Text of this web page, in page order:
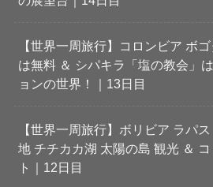
【世界一周旅行】コロンビア ボ
は無料 ＆ シパキラ「塩の教会」
ョンの世界！｜13日目
【世界一周旅行】ボリビア ラパ
地 チチカカ湖 太陽の島 観光 ＆
ト｜12日目